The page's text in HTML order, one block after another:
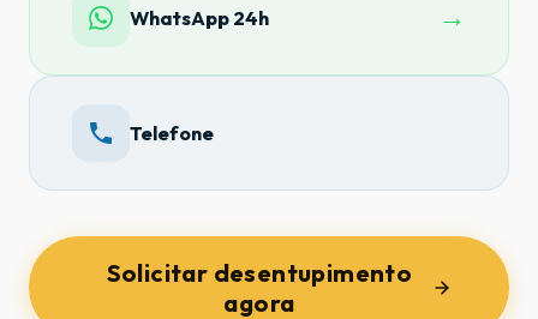
WhatsApp 24h →
Telefone
Solicitar desentupimento
agora